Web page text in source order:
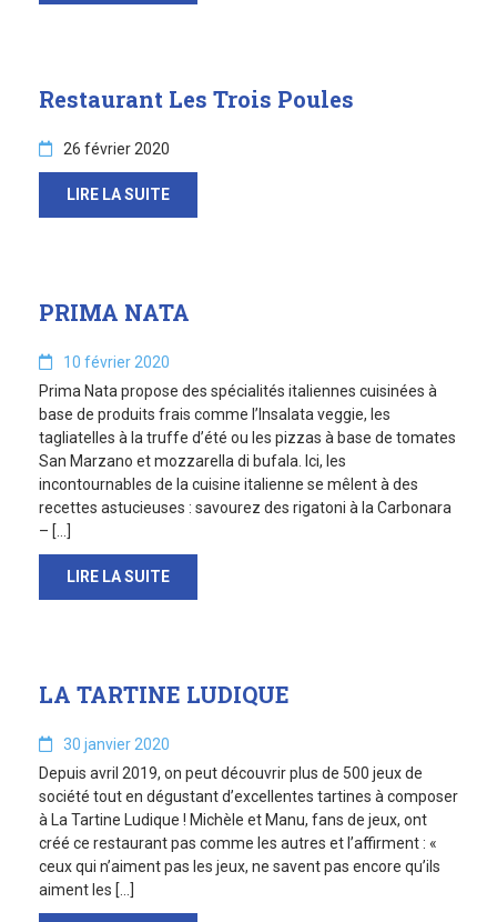
Restaurant Les Trois Poules
26 février 2020
LIRE LA SUITE
PRIMA NATA
10 février 2020
Prima Nata propose des spécialités italiennes cuisinées à
base de produits frais comme l’Insalata veggie, les
tagliatelles à la truffe d’été ou les pizzas à base de tomates
San Marzano et mozzarella di bufala. Ici, les
incontournables de la cuisine italienne se mêlent à des
recettes astucieuses : savourez des rigatoni à la Carbonara
– […]
LIRE LA SUITE
LA TARTINE LUDIQUE
30 janvier 2020
Depuis avril 2019, on peut découvrir plus de 500 jeux de
société tout en dégustant d’excellentes tartines à composer
à La Tartine Ludique ! Michèle et Manu, fans de jeux, ont
créé ce restaurant pas comme les autres et l’affirment : «
ceux qui n’aiment pas les jeux, ne savent pas encore qu’ils
aiment les […]